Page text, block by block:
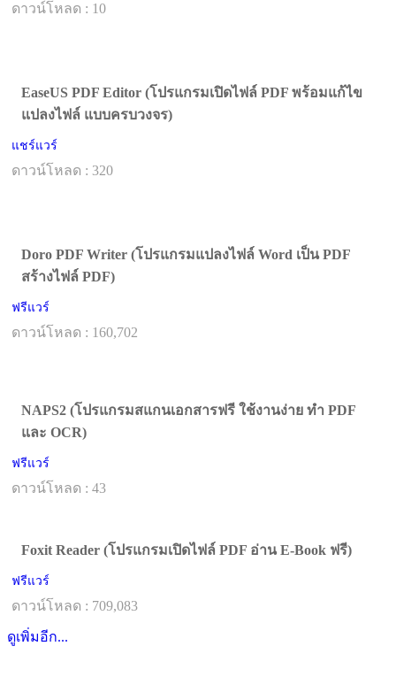
ดาวน์โหลด : 10
EaseUS PDF Editor (โปรแกรมเปิดไฟล์ PDF พร้อมแก้ไข
แปลงไฟล์ แบบครบวงจร)
แชร์แวร์
ดาวน์โหลด : 320
Doro PDF Writer (โปรแกรมแปลงไฟล์ Word เป็น PDF
สร้างไฟล์ PDF)
ฟรีแวร์
ดาวน์โหลด : 160,702
NAPS2 (โปรแกรมสแกนเอกสารฟรี ใช้งานง่าย ทำ PDF
และ OCR)
ฟรีแวร์
ดาวน์โหลด : 43
Foxit Reader (โปรแกรมเปิดไฟล์ PDF อ่าน E-Book ฟรี)
ฟรีแวร์
ดาวน์โหลด : 709,083
ดูเพิ่มอีก...